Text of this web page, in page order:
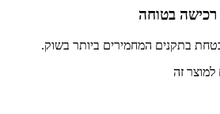
רכישה בטוחה
בתקנים המחמירים ביותר בשוק.
למוצר זה